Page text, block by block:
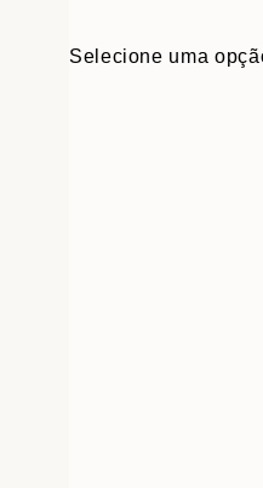
Selecione uma